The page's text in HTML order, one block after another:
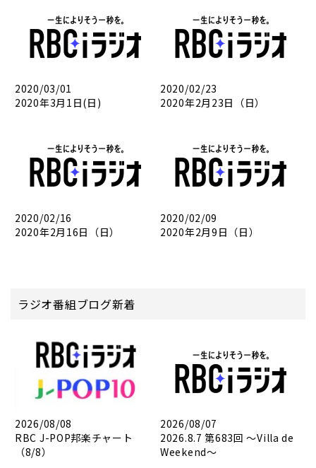
2020/03/01
2020年3月1日(日)
2020/02/23
2020年2月23日（日）
2020/02/16
2020年2月16日（日）
2020/02/09
2020年2月9日（日）
ラジオ番組ブログ新着
2026/08/08
RBC J-POP邦楽チャート
（8/8）
2026/08/07
2026.8.7 第683回 ～Villa de
Weekend～